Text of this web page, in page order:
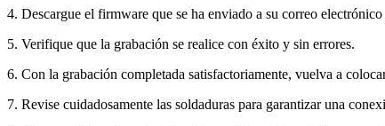
4. Descargue el firmware que se ha enviado a su correo
5. Verifique que la grabación se realice con éxito y sin errores.
6. Con la grabación completada satisfactoriamente, vuelva a
7. Revise cuidadosamente las soldaduras para garantizar una